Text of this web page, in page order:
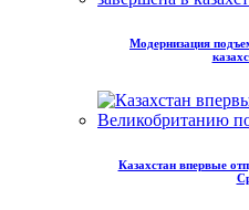
Модернизация
Казахстан впервые